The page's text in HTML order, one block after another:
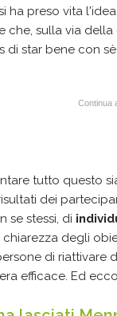
ha preso vita
che, sulla via
di star bene con
Continua
tutto questo
dei
se stessi, di
chiarezza degli
di riattivare
efficace. Ed